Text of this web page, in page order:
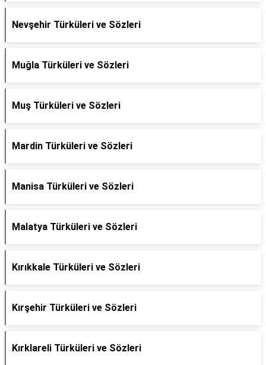
Nevşehir Türküleri ve Sözleri
Muğla Türküleri ve Sözleri
Muş Türküleri ve Sözleri
Mardin Türküleri ve Sözleri
Manisa Türküleri ve Sözleri
Malatya Türküleri ve Sözleri
Kırıkkale Türküleri ve Sözleri
Kırşehir Türküleri ve Sözleri
Kırklareli Türküleri ve Sözleri